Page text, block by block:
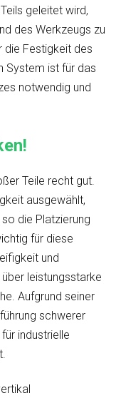
geleitet wird,
des Werkzeugs zu
die Festigkeit des
System ist für das
notwendig und
Teile recht gut.
ausgewählt,
die Platzierung
für diese
und
leistungsstarke
Aufgrund seiner
schwerer
industrielle